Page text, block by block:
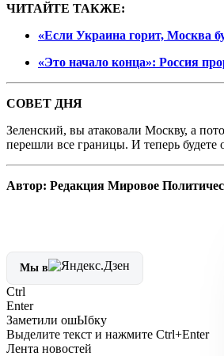
ЧИТАЙТЕ ТАКЖЕ:
«Если Украина горит, Москва
«Это начало конца»: Россия
СОВЕТ ДНЯ
Зеленский, вы атаковали Москву, а
перешли все границы. И теперь будете
Автор: Редакция Мировое
Мы в
Ctrl
Enter
Заметили ошЫбку
Выделите текст и нажмите Ctrl+Enter
Лента новостей